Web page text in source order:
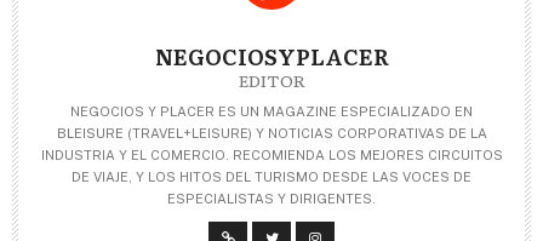
NEGOCIOSYPLACER
EDITOR
NEGOCIOS Y PLACER ES UN MAGAZINE ESPECIALIZADO EN
BLEISURE (TRAVEL+LEISURE) Y NOTICIAS CORPORATIVAS DE LA
INDUSTRIA Y EL COMERCIO. RECOMIENDA LOS MEJORES CIRCUITOS
DE VIAJE, Y LOS HITOS DEL TURISMO DESDE LAS VOCES DE
ESPECIALISTAS Y DIRIGENTES.